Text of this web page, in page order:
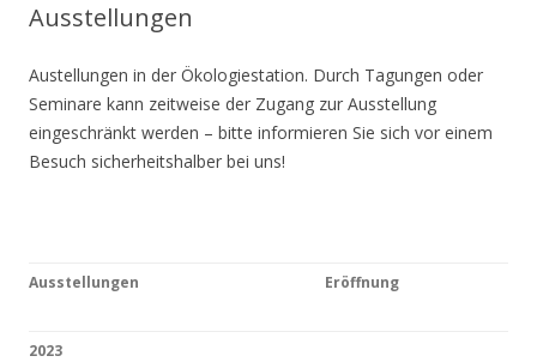
Ausstellungen
Austellungen in der Ökologiestation. Durch Tagungen oder
Seminare kann zeitweise der Zugang zur Ausstellung
eingeschränkt werden – bitte informieren Sie sich vor einem
Besuch sicherheitshalber bei uns!
Ausstellungen Eröffnung
2023